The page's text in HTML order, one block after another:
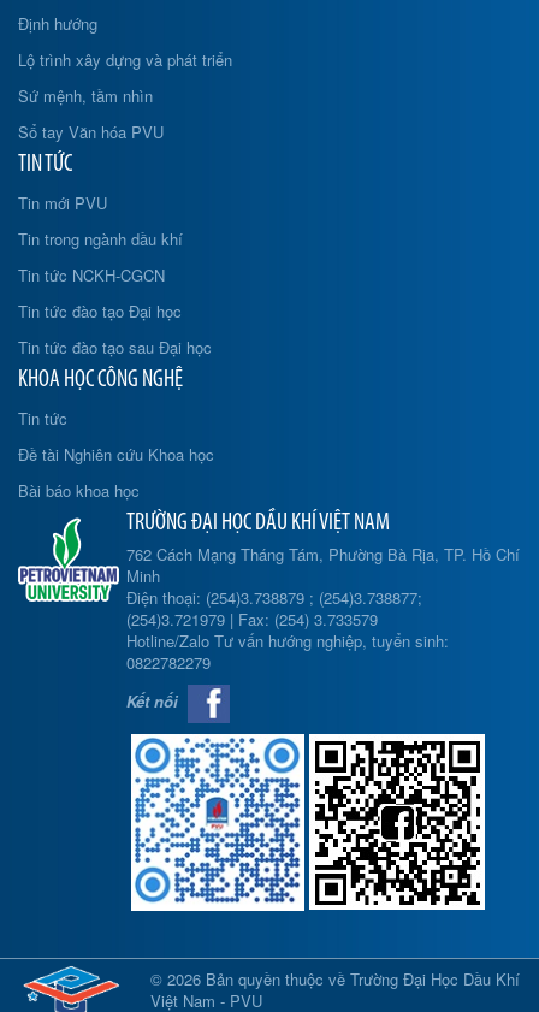
Định hướng
Lộ trình xây dựng và phát triển
Sứ mệnh, tầm nhìn
Sổ tay Văn hóa PVU
TIN TỨC
Tin mới PVU
Tin trong ngành dầu khí
Tin tức NCKH-CGCN
Tin tức đào tạo Đại học
Tin tức đào tạo sau Đại học
KHOA HỌC CÔNG NGHỆ
Tin tức
Đề tài Nghiên cứu Khoa học
Bài báo khoa học
TRƯỜNG ĐẠI HỌC DẦU KHÍ VIỆT NAM
762 Cách Mạng Tháng Tám, Phường Bà Rịa, TP. Hồ Chí
Minh
Điện thoại: (254)3.738879 ; (254)3.738877;
(254)3.721979 | Fax: (254) 3.733579
Hotline/Zalo Tư vấn hướng nghiệp, tuyển sinh:
0822782279
Kết nối
© 2026 Bản quyền thuộc về Trường Đại Học Dầu Khí
Việt Nam - PVU